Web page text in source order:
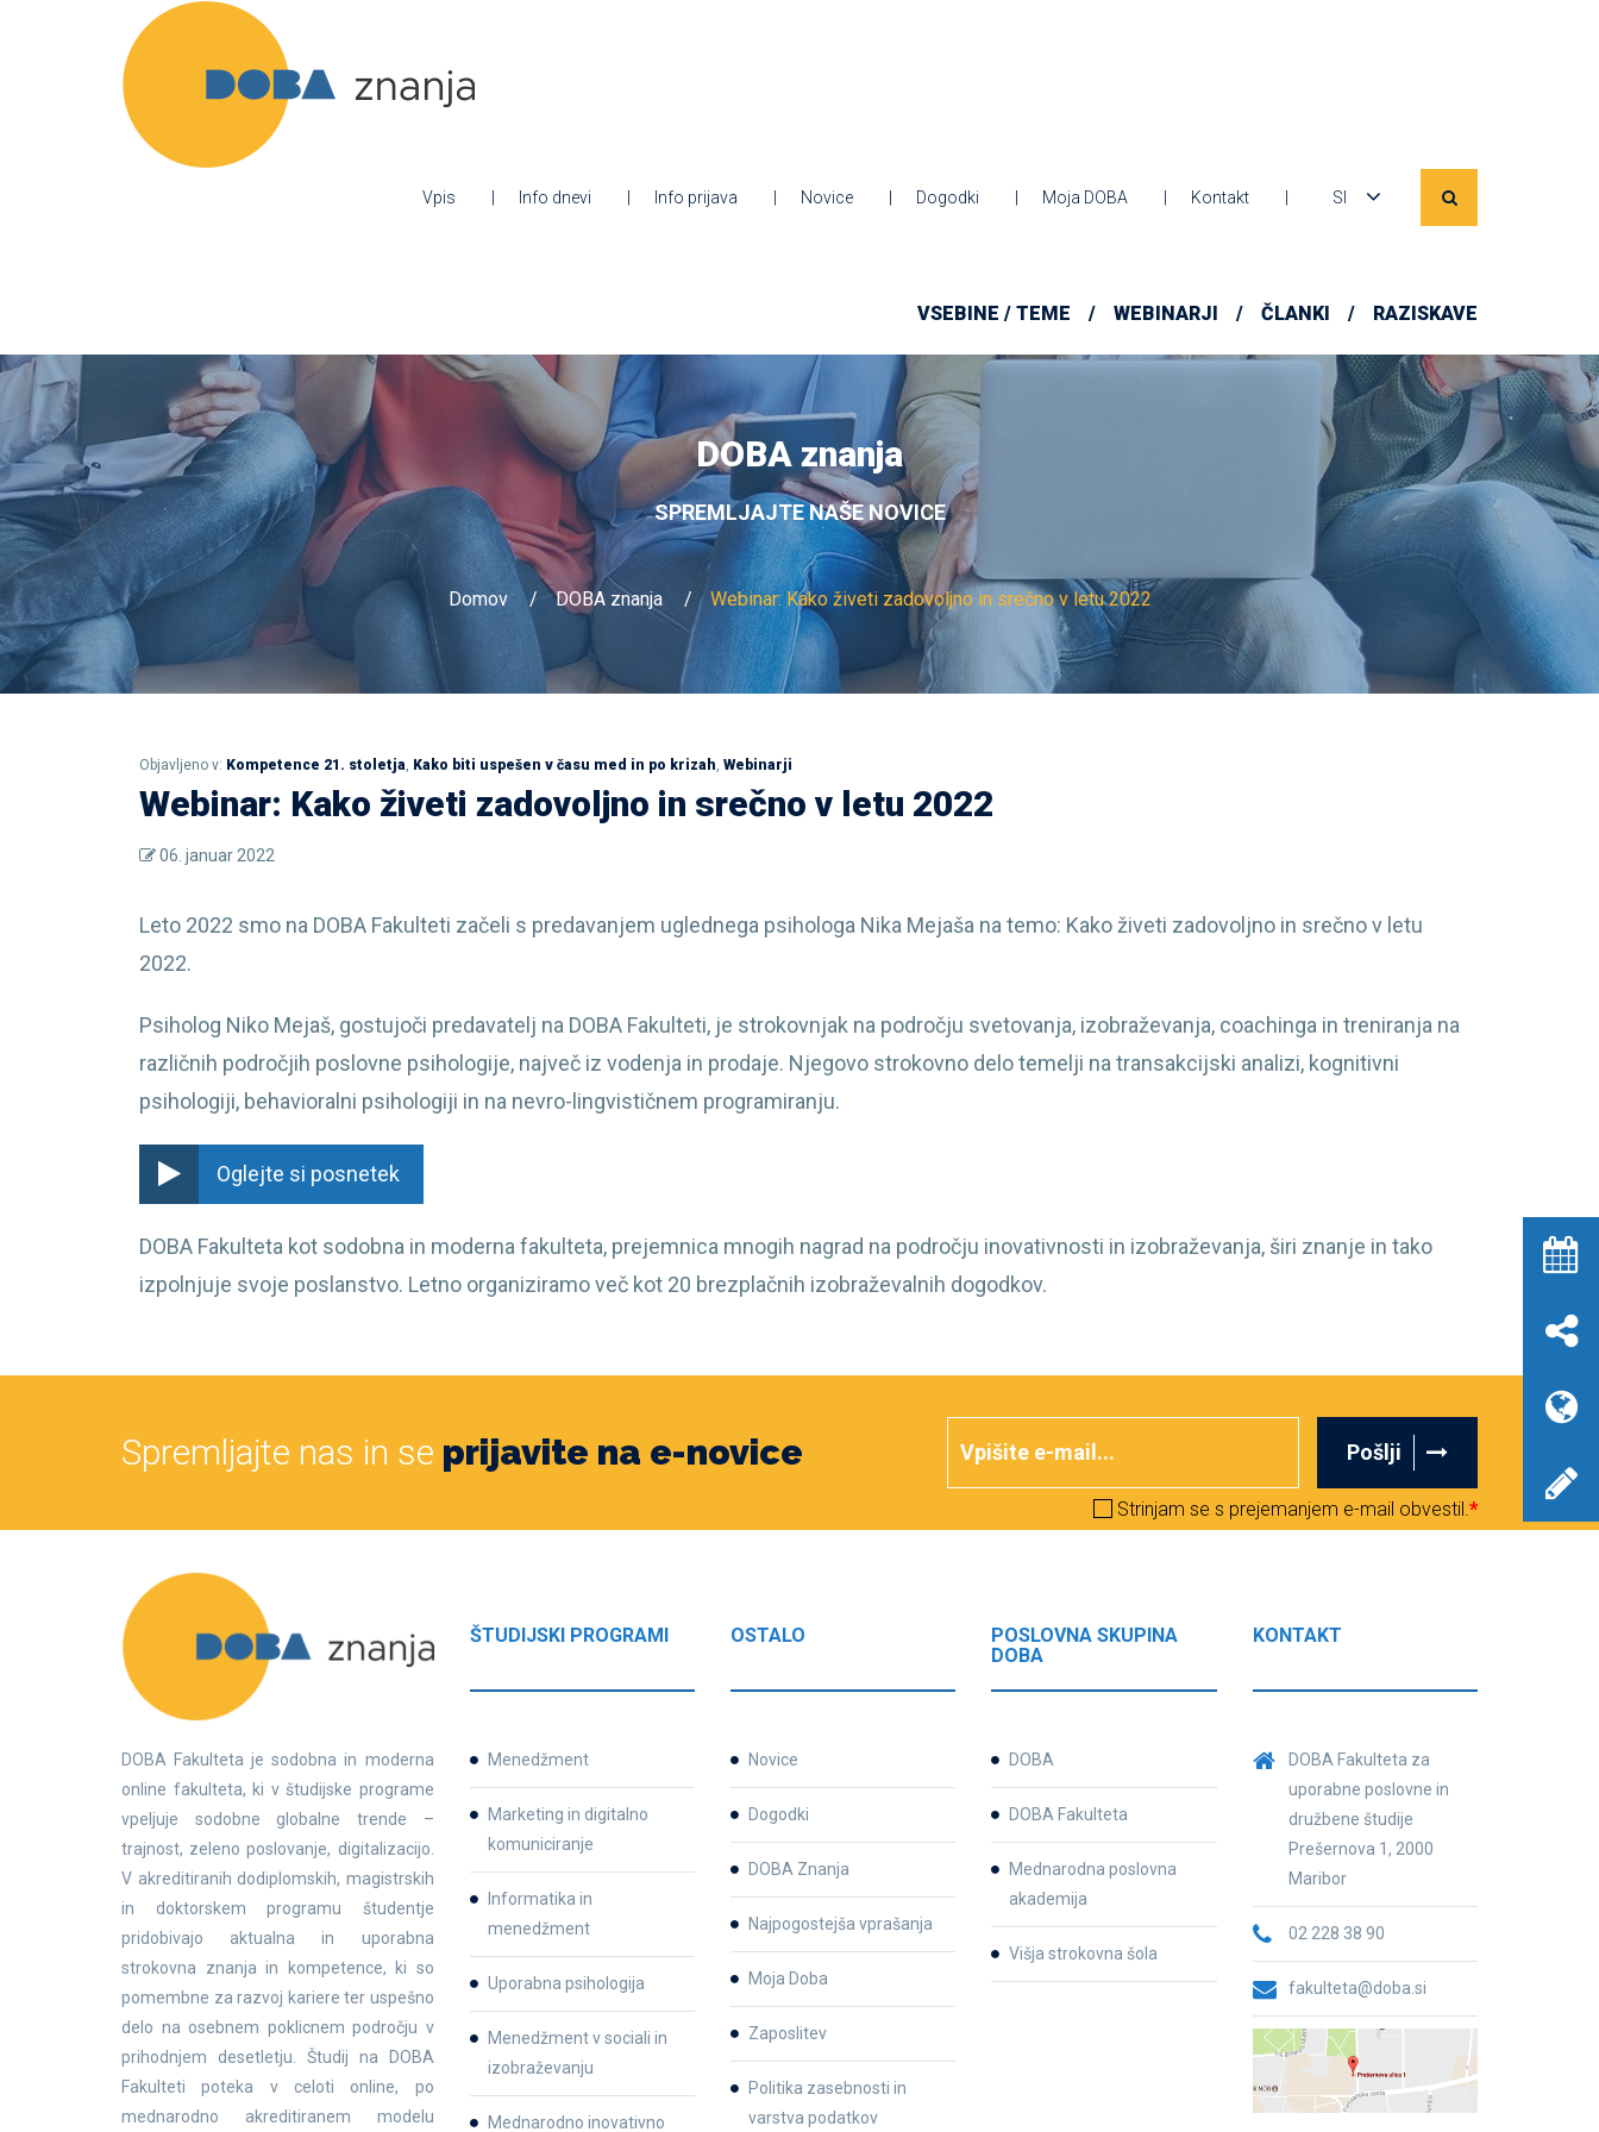
Vpis Info dnevi Info prijava Novice Dogodki Moja DOBA Kontakt SI
VSEBINE / TEME WEBINARJI ČLANKI RAZISKAVE
DOBA znanja
SPREMLJAJTE NAŠE NOVICE
Domov DOBA znanja Webinar: Kako živeti zadovoljno in srečno v letu 2022
Objavljeno v: Kompetence 21. stoletja, Kako biti uspešen v času med in po krizah, Webinarji
Webinar: Kako živeti zadovoljno in srečno v letu 2022
06. januar 2022
Leto 2022 smo na DOBA Fakulteti začeli s predavanjem uglednega psihologa Nika Mejaša na temo: Kako živeti zadovoljno in srečno v letu
2022.
Psiholog Niko Mejaš, gostujoči predavatelj na DOBA Fakulteti, je strokovnjak na področju svetovanja, izobraževanja, coachinga in treniranja na
različnih področjih poslovne psihologije, največ iz vodenja in prodaje. Njegovo strokovno delo temelji na transakcijski analizi, kognitivni
psihologiji, behavioralni psihologiji in na nevro-lingvističnem programiranju.
Oglejte si posnetek
DOBA Fakulteta kot sodobna in moderna fakulteta, prejemnica mnogih nagrad na področju inovativnosti in izobraževanja, širi znanje in tako
izpolnjuje svoje poslanstvo. Letno organiziramo več kot 20 brezplačnih izobraževalnih dogodkov.
Spremljajte nas in se prijavite na e-novice Pošlji
Strinjam se s prejemanjem e-mail obvestil.*
DOBA Fakulteta je sodobna in moderna
online fakulteta, ki v študijske programe
vpeljuje sodobne globalne trende –
trajnost, zeleno poslovanje, digitalizacijo.
V akreditiranih dodiplomskih, magistrskih
in doktorskem programu študentje
pridobivajo aktualna in uporabna
strokovna znanja in kompetence, ki so
pomembne za razvoj kariere ter uspešno
delo na osebnem poklicnem področju v
prihodnjem desetletju. Študij na DOBA
Fakulteti poteka v celoti online, po
mednarodno akreditiranem modelu
ŠTUDIJSKI PROGRAMI
Menedžment
Marketing in digitalno
komuniciranje
Informatika in
menedžment
Uporabna psihologija
Menedžment v sociali in
izobraževanju
Mednarodno inovativno
OSTALO
Novice
Dogodki
DOBA Znanja
Najpogostejša vprašanja
Moja Doba
Zaposlitev
Politika zasebnosti in
varstva podatkov
POSLOVNA SKUPINA
DOBA
DOBA
DOBA Fakulteta
Mednarodna poslovna
akademija
Višja strokovna šola
KONTAKT
DOBA Fakulteta za
uporabne poslovne in
družbene študije
Prešernova 1, 2000
Maribor
02 228 38 90
fakulteta@doba.si